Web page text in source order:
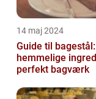
14 maj 2024
Guide til
hemmelige
perfekt bagværk